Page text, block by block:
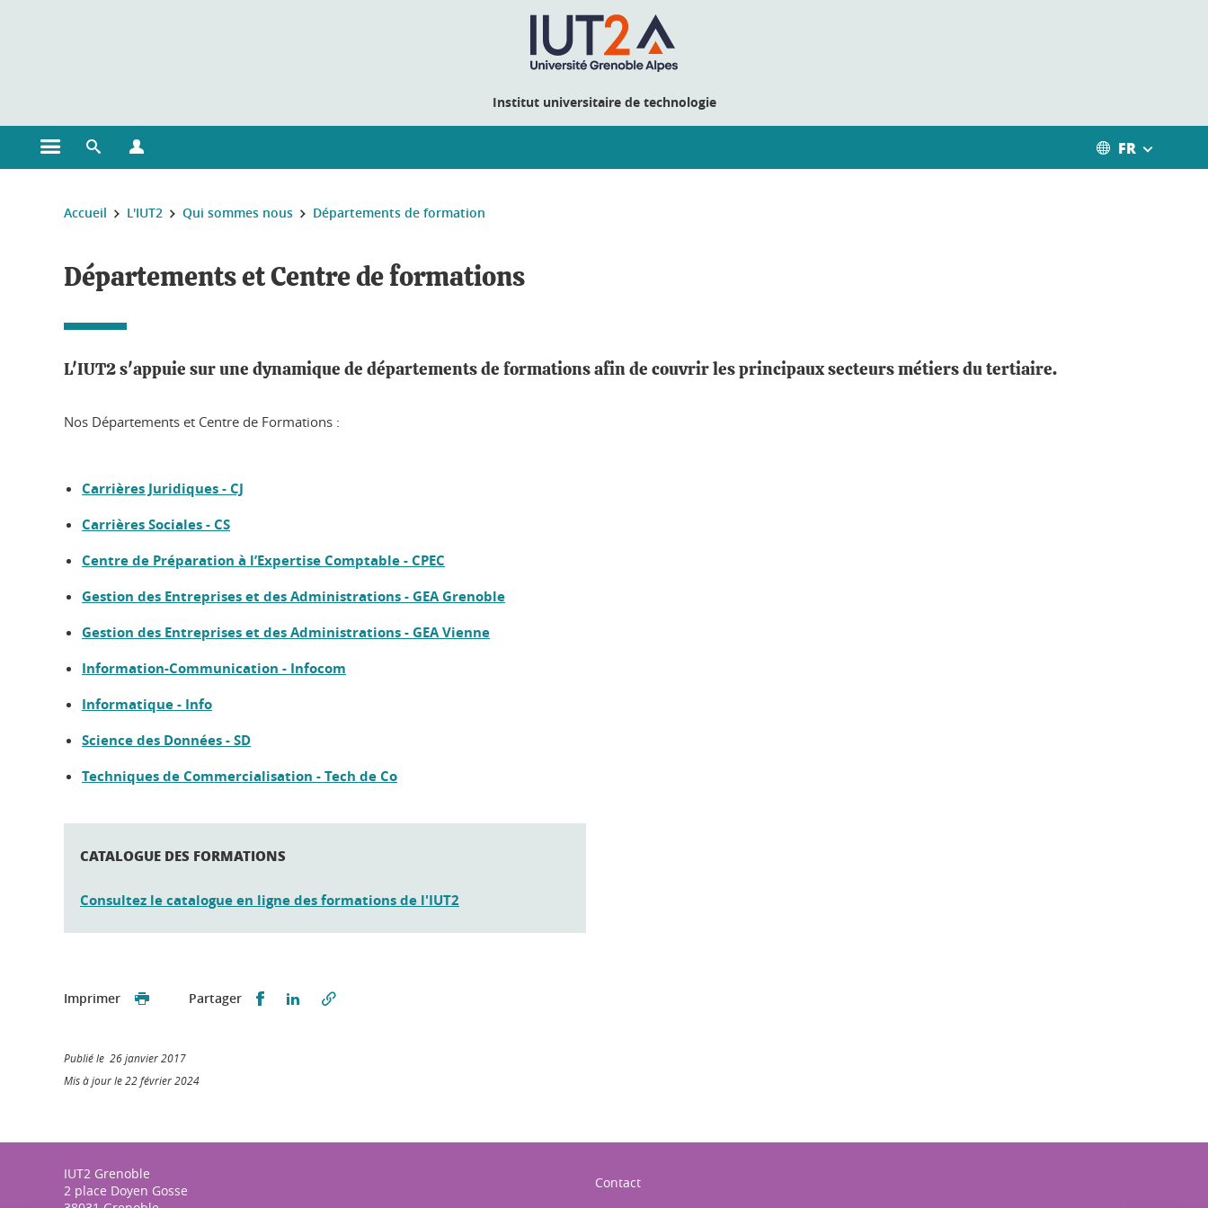
Institut universitaire de technologie
Ouvrir le menu principal
Ouvrir le moteur de recherche FR
Vous êtes ici :
Accueil L'IUT2 Qui sommes nous Départements de formation
Départements et Centre de formations
L'IUT2 s'appuie sur une dynamique de départements de formations afin de couvrir les principaux secteurs métiers du tertiaire.
Nos Départements et Centre de Formations :
Carrières Juridiques - CJ
Carrières Sociales - CS
Centre de Préparation à l’Expertise Comptable - CPEC
Gestion des Entreprises et des Administrations - GEA Grenoble
Gestion des Entreprises et des Administrations - GEA Vienne
Information-Communication - Infocom
Informatique - Info
Science des Données - SD
Techniques de Commercialisation - Tech de Co
CATALOGUE DES FORMATIONS
Consultez le catalogue en ligne des formations de l'IUT2
Imprimer Partager Partager sur Facebook
Partager sur LinkedIn
Publié le 26 janvier 2017
Mis à jour le 22 février 2024
IUT2 Grenoble
2 place Doyen Gosse
Contact